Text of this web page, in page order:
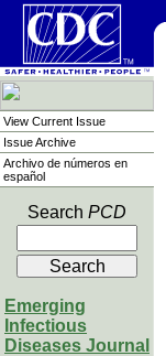
View Current Issue
Issue Archive
Archivo de números en
español
Search PCD
Emerging
Infectious
Diseases Journal